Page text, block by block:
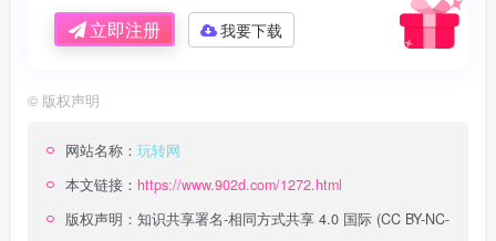
立即注册 我要下载
© 版权声明
网站名称： 玩转网
本文链接： https://www.902d.com/1272.html
版权声明： 知识共享署名-相同方式共享 4.0 国际 (CC BY-NC-